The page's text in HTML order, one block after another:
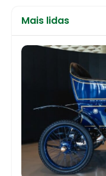
Mais lidas